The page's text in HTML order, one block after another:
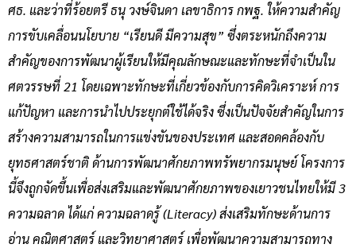
ศธ. และว่าที่ร้อยตรี ธนุ วงษ์จินดา เลขาธิการ กพฐ. ให้ความสำคัญ
การขับเคลื่อนนโยบาย “เรียนดี มีความสุข” ซึ่งตระหนักถึงความ
สำคัญของการพัฒนาผู้เรียนให้มีคุณลักษณะและทักษะที่จำเป็นใน
ศตวรรษที่ 21 โดยเฉพาะทักษะที่เกี่ยวข้องกับการคิดวิเคราะห์ การ
แก้ปัญหา และการนำไปประยุกต์ใช้ได้จริง ซึ่งเป็นปัจจัยสำคัญในการ
สร้างความสามารถในการแข่งขันของประเทศ และสอดคล้องกับ
ยุทธศาสตร์ชาติ ด้านการพัฒนาศักยภาพทรัพยากรมนุษย์ โครงการ
นี้จึงถูกจัดขึ้นเพื่อส่งเสริมและพัฒนาศักยภาพของเยาวชนไทยให้มี 3
ความฉลาด ได้แก่ ความฉลาดรู้ (Literacy) ส่งเสริมทักษะด้านการ
อ่าน คณิตศาสตร์ และวิทยาศาสตร์ เพื่อพัฒนาความสามารถทาง